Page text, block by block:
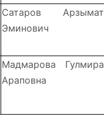
Сатаров Арзымат
Эминович
Мадмарова Гулмира
Араповна